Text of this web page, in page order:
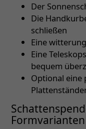
Der
Die
schließen
Eine
Eine
bequem
Optional eine
Formvarianten